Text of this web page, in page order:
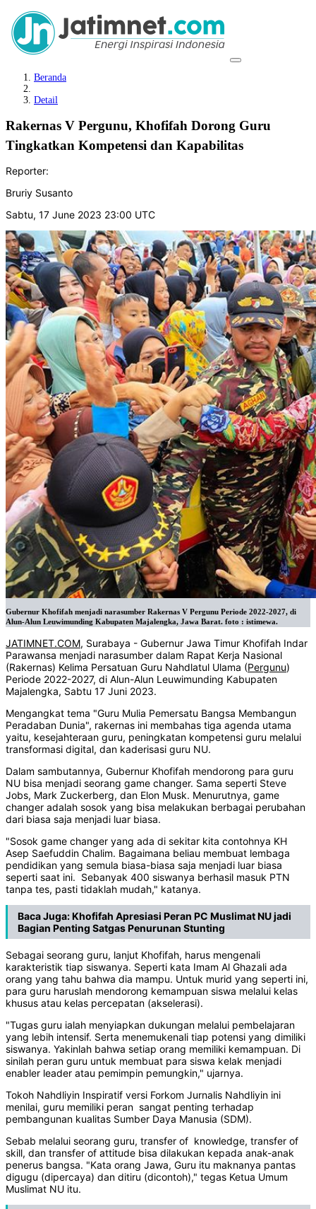
Beranda
Detail
Rakernas V Pergunu, Khofifah Dorong Guru
Tingkatkan Kompetensi dan Kapabilitas
Reporter:
Bruriy Susanto
Sabtu, 17 June 2023 23:00 UTC
Gubernur Khofifah menjadi narasumber Rakernas V Pergunu Periode 2022-2027, di
Alun-Alun Leuwimunding Kabupaten Majalengka, Jawa Barat. foto : istimewa.
JATIMNET.COM, Surabaya - Gubernur Jawa Timur Khofifah Indar
Parawansa menjadi narasumber dalam Rapat Kerja Nasional
(Rakernas) Kelima Persatuan Guru Nahdlatul Ulama (Pergunu)
Periode 2022-2027, di Alun-Alun Leuwimunding Kabupaten
Majalengka, Sabtu 17 Juni 2023.
Mengangkat tema "Guru Mulia Pemersatu Bangsa Membangun
Peradaban Dunia", rakernas ini membahas tiga agenda utama
yaitu, kesejahteraan guru, peningkatan kompetensi guru melalui
transformasi digital, dan kaderisasi guru NU.
Dalam sambutannya, Gubernur Khofifah mendorong para guru
NU bisa menjadi seorang game changer. Sama seperti Steve
Jobs, Mark Zuckerberg, dan Elon Musk. Menurutnya, game
changer adalah sosok yang bisa melakukan berbagai perubahan
dari biasa saja menjadi luar biasa.
"Sosok game changer yang ada di sekitar kita contohnya KH
Asep Saefuddin Chalim. Bagaimana beliau membuat lembaga
pendidikan yang semula biasa-biasa saja menjadi luar biasa
seperti saat ini. Sebanyak 400 siswanya berhasil masuk PTN
tanpa tes, pasti tidaklah mudah," katanya.
Baca Juga:Khofifah Apresiasi Peran PC Muslimat NU jadi
Bagian Penting Satgas Penurunan Stunting
Sebagai seorang guru, lanjut Khofifah, harus mengenali
karakteristik tiap siswanya. Seperti kata Imam Al Ghazali ada
orang yang tahu bahwa dia mampu. Untuk murid yang seperti ini,
para guru haruslah mendorong kemampuan siswa melalui kelas
khusus atau kelas percepatan (akselerasi).
"Tugas guru ialah menyiapkan dukungan melalui pembelajaran
yang lebih intensif. Serta menemukenali tiap potensi yang dimiliki
siswanya. Yakinlah bahwa setiap orang memiliki kemampuan. Di
sinilah peran guru untuk membuat para siswa kelak menjadi
enabler leader atau pemimpin pemungkin," ujarnya.
Tokoh Nahdliyin Inspiratif versi Forkom Jurnalis Nahdliyin ini
menilai, guru memiliki peran sangat penting terhadap
pembangunan kualitas Sumber Daya Manusia (SDM).
Sebab melalui seorang guru, transfer of knowledge, transfer of
skill, dan transfer of attitude bisa dilakukan kepada anak-anak
penerus bangsa. "Kata orang Jawa, Guru itu maknanya pantas
digugu (dipercaya) dan ditiru (dicontoh)," tegas Ketua Umum
Muslimat NU itu.